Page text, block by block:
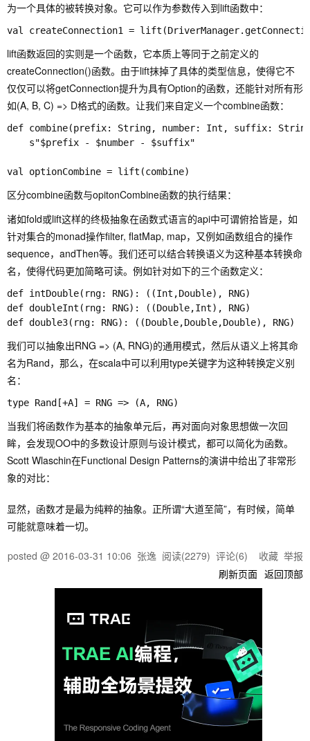
为一个具体的被转换对象。它可以作为参数传入到lift函数中：
lift函数返回的实则是一个函数，它本质上等同于之前定义的
createConnection()函数。由于lift抹掉了具体的类型信息，使得它不
仅仅可以将getConnection提升为具有Option的函数，还能针对所有形
如(A, B, C) => D格式的函数。让我们来自定义一个combine函数：
def combine(prefix: String, number: Int, suffix:
    s"$prefix - $number - $suffix"
区分combine函数与opitonCombine函数的执行结果：
诸如fold或lift这样的终极抽象在函数式语言的api中可谓俯拾皆是，如
针对集合的monad操作filter, flatMap, map，又例如函数组合的操作
sequence，andThen等。我们还可以结合转换语义为这种基本转换命
名，使得代码更加简略可读。例如针对如下的三个函数定义：
def intDouble(rng: RNG): ((Int,Double), RNG)
def doubleInt(rng: RNG): ((Double,Int), RNG)
我们可以抽象出RNG => (A, RNG)的通用模式，然后从语义上将其命
名为Rand，那么，在scala中可以利用type关键字为这种转换定义别
名：
当我们将函数作为基本的抽象单元后，再对面向对象思想做一次回
眸，会发现OO中的多数设计原则与设计模式，都可以简化为函数。
Scott Wlaschin在Functional Design Patterns的演讲中给出了非常形
象的对比：
显然，函数才是最为纯粹的抽象。正所谓“大道至简”，有时候，简单
可能就意味着一切。
posted @ 2016-03-31 10:06 张逸 阅读(2279) 评论(6) 收藏 举报
刷新页面 返回顶部